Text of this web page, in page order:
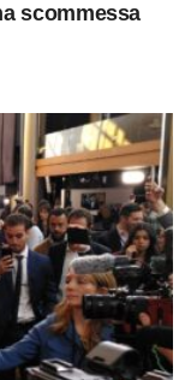
scommessa